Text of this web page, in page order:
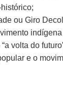
ou Giro
volta do
e o